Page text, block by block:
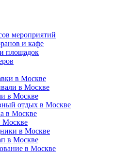
мероприятий
и кафе
площадок
в Москве
в Москве
в Москве
отдых в Москве
в Москве
Москве
в Москве
в Москве
в Москве